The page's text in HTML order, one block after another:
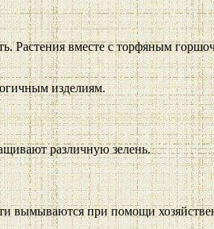
Растения вместе с торфяным
изделиям.
различную зелень.
вымываются при помощи